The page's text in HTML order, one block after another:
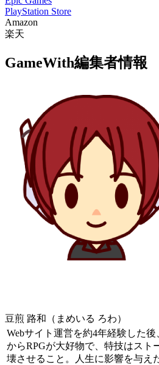
PlayStation Store
Amazon
楽天
GameWith編集者情報
豆煎 路和（まめいる ろわ）
Webサイト運営を約4年経験した後
からRPGが大好物で、特技はスト
壊させること。人生に影響を与え